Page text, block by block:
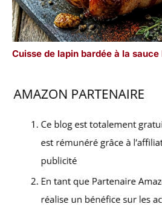
Cuisse de lapin bardée à la sauce